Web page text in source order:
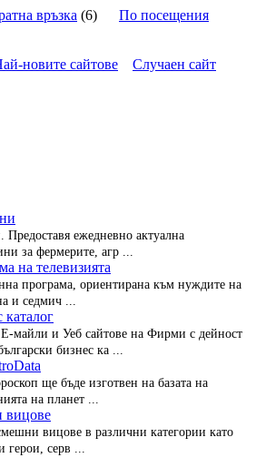
връзка (6) По посещения
новите сайтове
Случаен сайт
Предоставя ежедневно актуална
за фермерите, агр ...
на телевизията
програма, ориентирана към нуждите на
и седмич ...
каталог
майли и Уеб сайтове на Фирми с дейност
бизнес ка ...
ще бъде изготвен на базата на
на планет ...
вицове
вицове в различни категории като
серв ...